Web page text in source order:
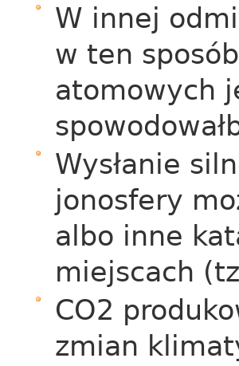
W innej
w ten
atomowych
Wysłanie
jonosfery
albo inne
miejscach
CO2
zmian